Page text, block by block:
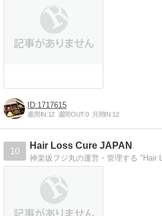
1717615
週間IN:12 週間OUT:0 月間IN:12
10
Hair Loss Cure JAPAN